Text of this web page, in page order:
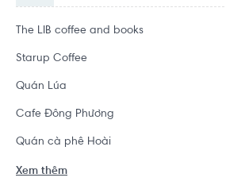
The LIB coffee and books
Starup Coffee
Quán Lúa
Cafe Đông Phương
Quán cà phê Hoài
Xem thêm